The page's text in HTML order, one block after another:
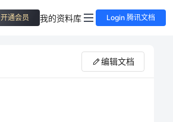
开通会员 我的资料库 Login 腾讯文档
编辑文档